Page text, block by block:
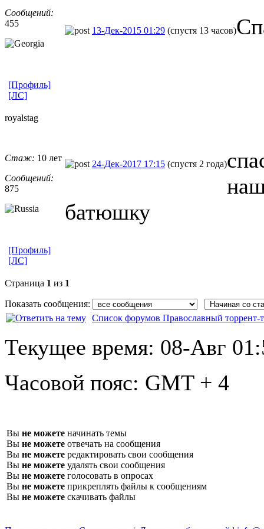
Сообщений:
455
13-Дек-2015 01:29 (спустя 13 часов)
[Профиль]
[ЛС]
royalstag
Стаж: 10 лет
Сообщений:
875
24-Дек-2017 17:15 (спустя 2 года)
батюшку
[Профиль]
[ЛС]
Страница 1 из 1
Показать сообщения:
Список форумов Православный торрент-
Текущее время: 08-Авг
Часовой пояс: GMT + 4
Вы не можете начинать темы
Вы не можете отвечать на сообщения
Вы не можете редактировать свои сообщения
Вы не можете удалять свои сообщения
Вы не можете голосовать в опросах
Вы не можете прикреплять файлы к сообщениям
Вы не можете скачивать файлы